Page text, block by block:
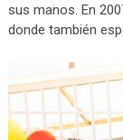
sus manos. En
donde también